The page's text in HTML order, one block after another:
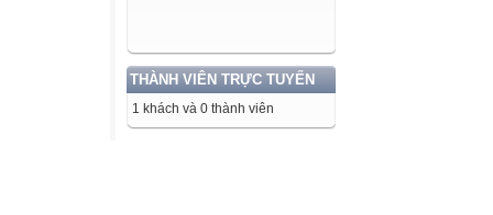
THÀNH VIÊN TRỰC TUYẾN
1 khách và 0 thành viên